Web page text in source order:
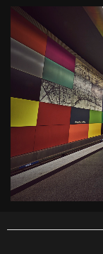
U-
Kamera: X-